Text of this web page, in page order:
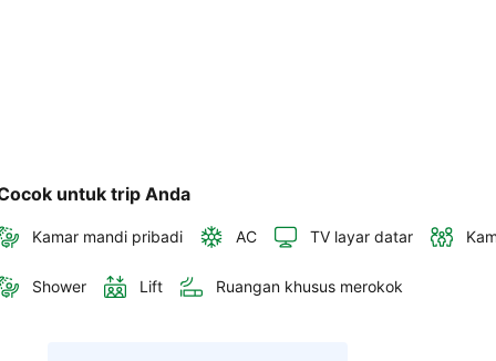
untuk trip Anda
Kamar mandi pribadi AC TV layar datar
Shower Lift Ruangan khusus merokok